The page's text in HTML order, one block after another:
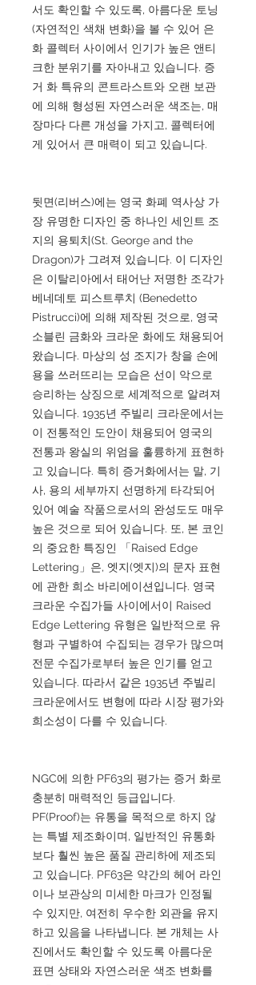
서도 확인할 수 있도록, 아름다운 토닝
(자연적인 색채 변화)을 볼 수 있어 은
화 콜렉터 사이에서 인기가 높은 앤티
크한 분위기를 자아내고 있습니다. 증
거 화 특유의 콘트라스트와 오랜 보관
에 의해 형성된 자연스러운 색조는, 매
장마다 다른 개성을 가지고, 콜렉터에
게 있어서 큰 매력이 되고 있습니다.
뒷면(리버스)에는 영국 화폐 역사상 가
장 유명한 디자인 중 하나인 세인트 조
지의 용퇴치(St. George and the
Dragon)가 그려져 있습니다. 이 디자인
은 이탈리아에서 태어난 저명한 조각가
베네데토 피스트루치 (Benedetto
Pistrucci)에 의해 제작된 것으로, 영국
소블린 금화와 크라운 화에도 채용되어
왔습니다. 마상의 성 조지가 창을 손에
용을 쓰러뜨리는 모습은 선이 악으로
승리하는 상징으로 세계적으로 알려져
있습니다. 1935년 주빌리 크라운에서는
이 전통적인 도안이 채용되어 영국의
전통과 왕실의 위엄을 훌륭하게 표현하
고 있습니다. 특히 증거화에서는 말, 기
사, 용의 세부까지 선명하게 타각되어
있어 예술 작품으로서의 완성도도 매우
높은 것으로 되어 있습니다. 또, 본 코인
의 중요한 특징인 「Raised Edge
Lettering」은, 엣지(엣지)의 문자 표현
에 관한 희소 바리에이션입니다. 영국
크라운 수집가들 사이에서이 Raised
Edge Lettering 유형은 일반적으로 유
형과 구별하여 수집되는 경우가 많으며
전문 수집가로부터 높은 인기를 얻고
있습니다. 따라서 같은 1935년 주빌리
크라운에서도 변형에 따라 시장 평가와
희소성이 다를 수 있습니다.
NGC에 의한 PF63의 평가는 증거 화로
충분히 매력적인 등급입니다.
PF(Proof)는 유통을 목적으로 하지 않
는 특별 제조화이며, 일반적인 유통화
보다 훨씬 높은 품질 관리하에 제조되
고 있습니다. PF63은 약간의 헤어 라인
이나 보관상의 미세한 마크가 인정될
수 있지만, 여전히 우수한 외관을 유지
하고 있음을 나타냅니다. 본 개체는 사
진에서도 확인할 수 있도록 아름다운
표면 상태와 자연스러운 색조 변화를